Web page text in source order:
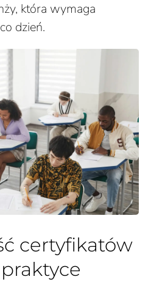
która wymaga
dzień.
certyfikatów